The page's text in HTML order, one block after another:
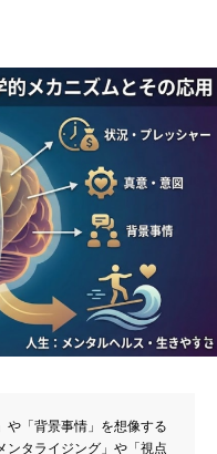
や「背景事情」を想像する
ンタライジング」や「視点